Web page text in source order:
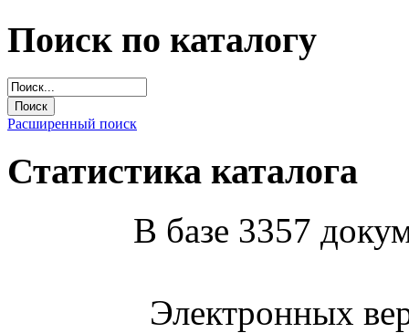
Поиск по каталогу
Расширенный поиск
Статистика каталога
В базе 3357
Электронных